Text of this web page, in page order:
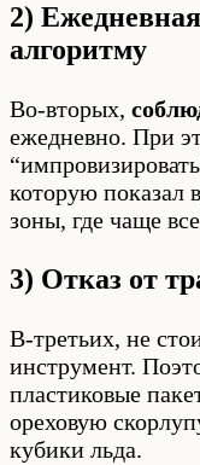
2)
алгоритму
Во-вторых,
ежедневно. При
которую показал
зоны, где чаще
3) Отказ от
В-третьих, не
инструмент.
пластиковые
ореховую
кубики льда.